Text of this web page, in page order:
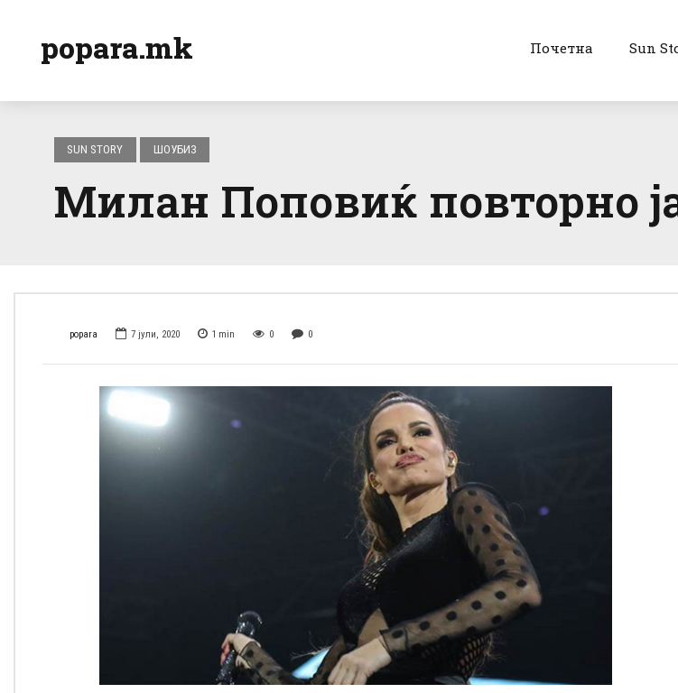
popara.mk Почетна Sun
SUN STORY ШОУБИЗ
Милан Поповиќ повторно
popara 7 јули, 2020 1 min 0 0